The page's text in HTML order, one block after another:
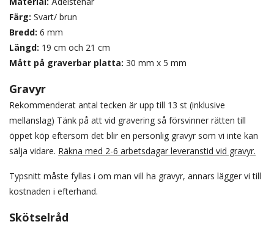
Färg: Svart/ brun
Bredd: 6 mm
Längd: 19 cm och 21 cm
Mått på graverbar platta: 30 mm x 5 mm
Gravyr
Rekommenderat antal tecken är upp till 13 st (inklusive
mellanslag) Tänk på att vid gravering så försvinner rätten till
öppet köp eftersom det blir en personlig gravyr som vi inte kan
sälja vidare. Räkna med 2-6 arbetsdagar leveranstid vid gravyr.
Typsnitt måste fyllas i om man vill ha gravyr, annars lägger vi till
kostnaden i efterhand.
Skötselråd